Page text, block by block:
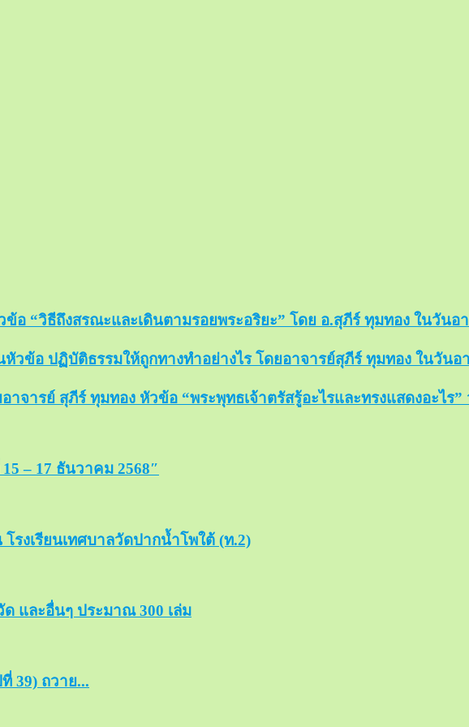
อ “วิธีถึงสรณะและเดินตามรอยพระอริยะ” โดย อ.สุภีร์ ทุมทอง ในวันอ
วข้อ ปฏิบัติธรรมให้ถูกทางทำอย่างไร โดยอาจารย์สุภีร์ ทุมทอง ในวันอ
จารย์ สุภีร์ ทุมทอง หัวข้อ “พระพุทธเจ้าตรัสรู้อะไรและทรงแสดงอะไร”
– 17 ธันวาคม 2568″
รงเรียนเทศบาลวัดปากน้ำโพใต้ (ท.2)
และอื่นๆ ประมาณ 300 เล่ม
39) ถวาย...